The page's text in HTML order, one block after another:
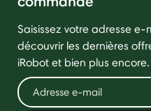
Saisissez votre adresse
découvrir les dernières
iRobot et bien plus encore.